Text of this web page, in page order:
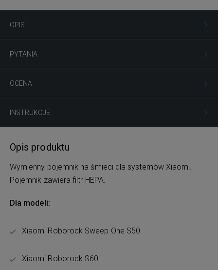
OPIS
PYTANIA
OCENA
INSTRUKCJE
Opis produktu
Wymienny pojemnik na śmieci dla systemów Xiaomi.
Pojemnik zawiera filtr HEPA.
Dla modeli:
Xiaomi Roborock Sweep One S50
Xiaomi Roborock S60